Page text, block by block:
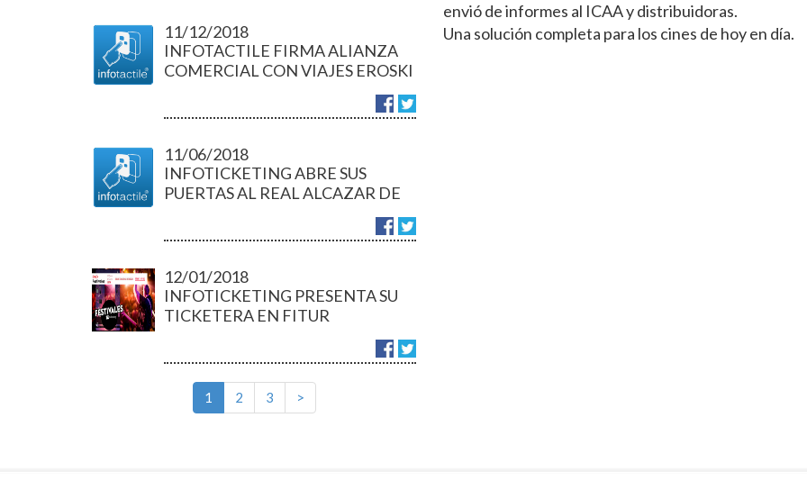
11/12/2018
INFOTACTILE FIRMA ALIANZA
COMERCIAL CON VIAJES EROSKI
11/06/2018
INFOTICKETING ABRE SUS
PUERTAS AL REAL ALCAZAR DE
12/01/2018
INFOTICKETING PRESENTA SU
TICKETERA EN FITUR
1 2 3 >
envió de informes al ICAA y distribuidoras.
Una solución completa para los cines de hoy en día.